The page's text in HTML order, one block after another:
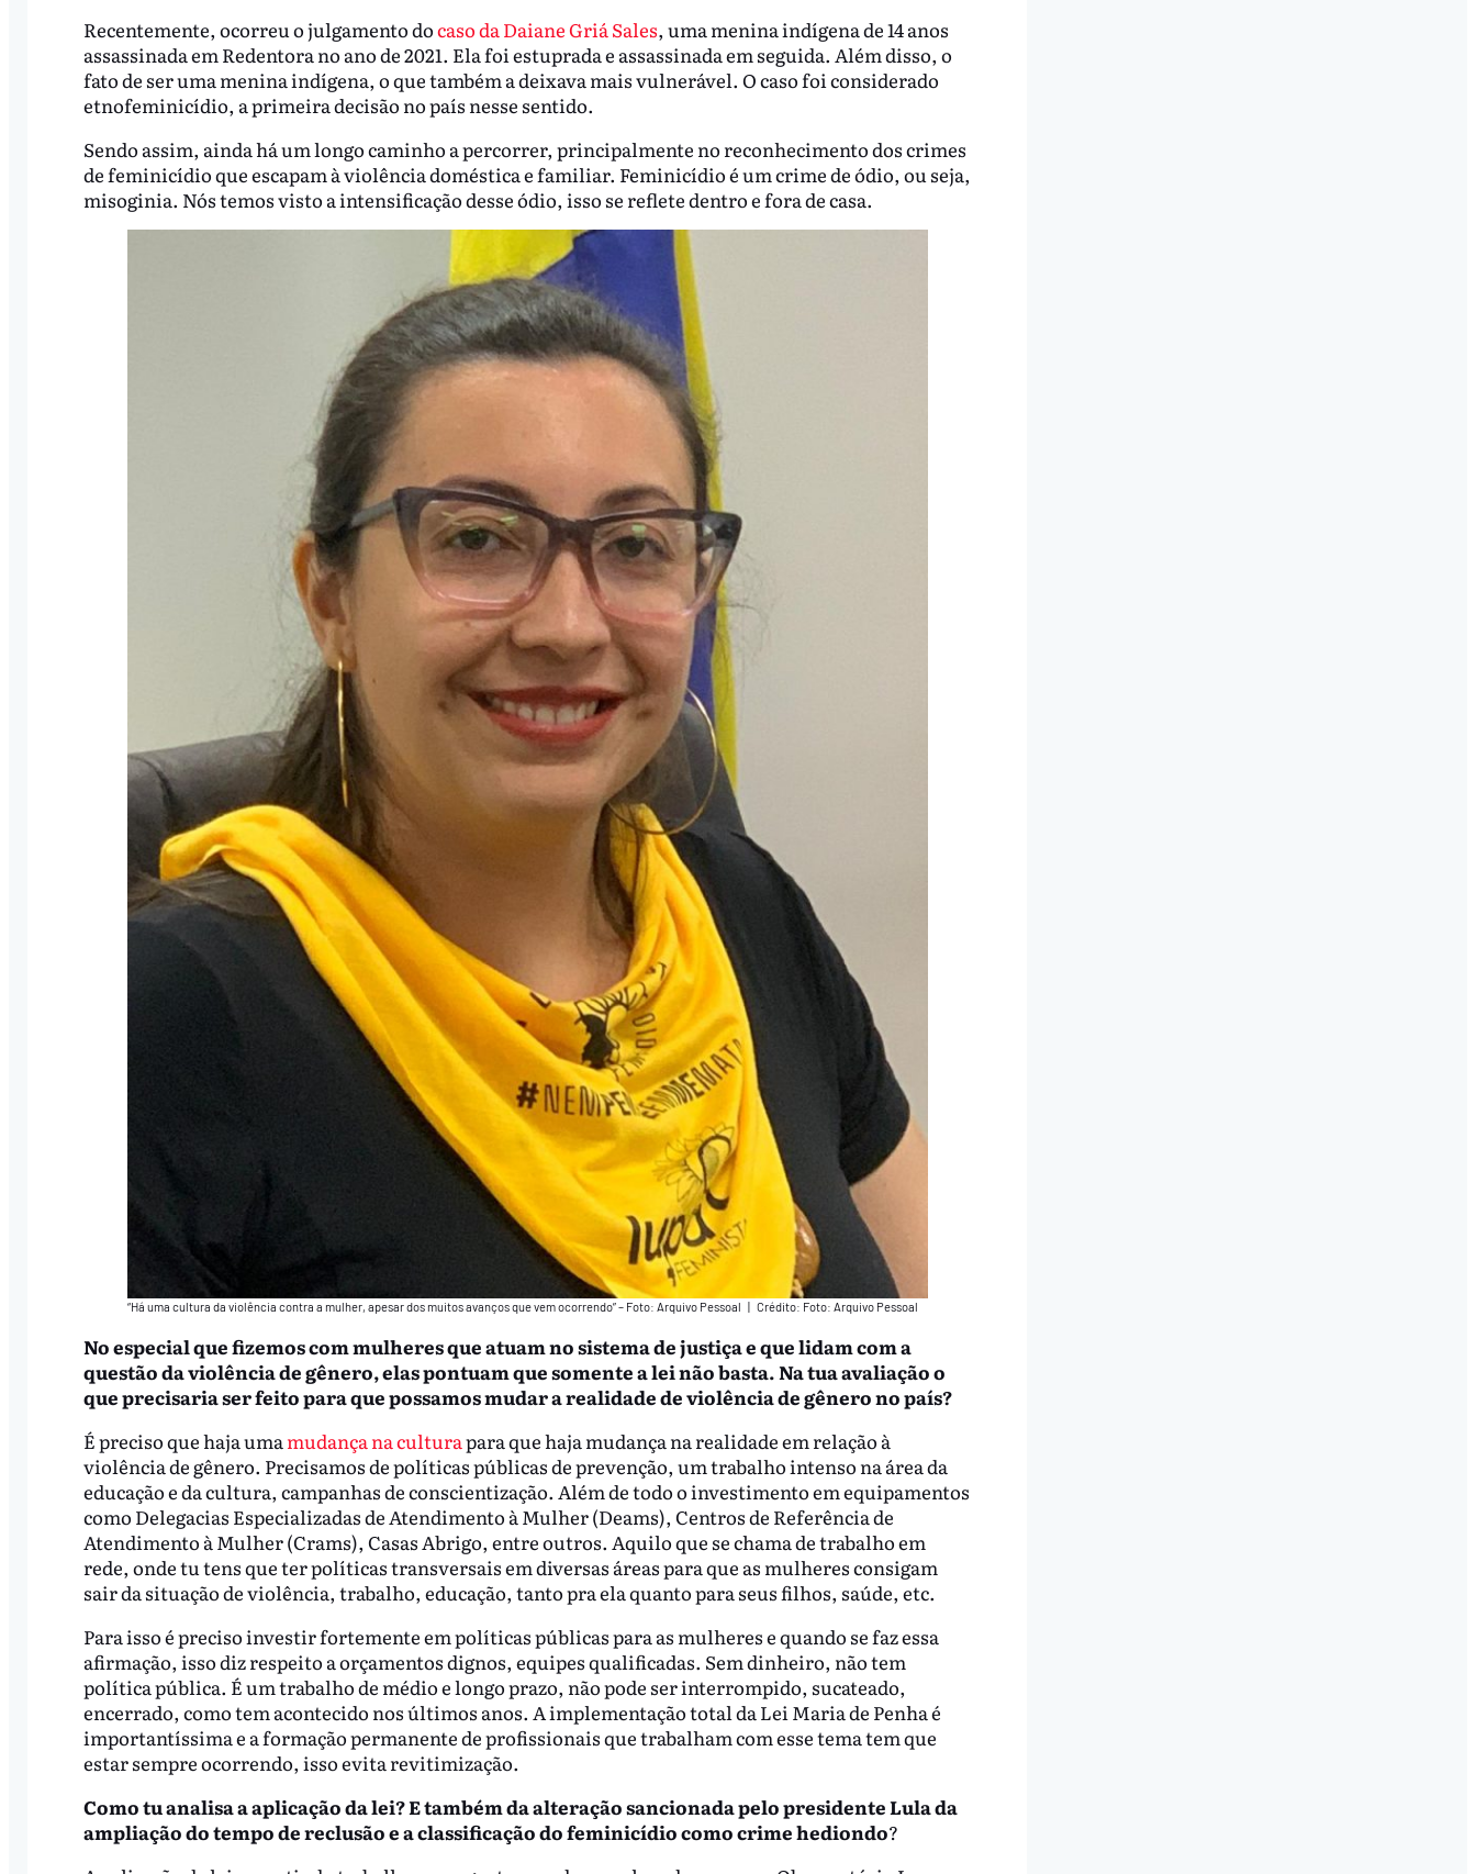
Recentemente, ocorreu o julgamento docaso da Daiane Griá Sales, uma menina indígena de 14 anos
assassinada em Redentora no ano de 2021. Ela foi estuprada e assassinada em seguida. Além disso, o
fato de ser uma menina indígena, o que também a deixava mais vulnerável. O caso foi considerado
etnofeminicídio, a primeira decisão no país nesse sentido.
Sendo assim, ainda há um longo caminho a percorrer, principalmente no reconhecimento dos crimes
de feminicídio que escapam à violência doméstica e familiar. Feminicídio é um crime de ódio, ou seja,
misoginia. Nós temos visto a intensificação desse ódio, isso se reflete dentro e fora de casa.
“Há uma cultura da violência contra a mulher, apesar dos muitos avanços que vem ocorrendo” – Foto: Arquivo Pessoal | Crédito: Foto: Arquivo Pessoal
No especial que fizemos com mulheres que atuam no sistema de justiça e que lidam com a
questão da violência de gênero, elas pontuam que somente a lei não basta. Na tua avaliação o
que precisaria ser feito para que possamos mudar a realidade de violência de gênero no país?
É preciso que haja umamudança na culturapara que haja mudança na realidade em relação à
violência de gênero. Precisamos de políticas públicas de prevenção, um trabalho intenso na área da
educação e da cultura, campanhas de conscientização. Além de todo o investimento em equipamentos
como Delegacias Especializadas de Atendimento à Mulher (Deams), Centros de Referência de
Atendimento à Mulher (Crams), Casas Abrigo, entre outros. Aquilo que se chama de trabalho em
rede, onde tu tens que ter políticas transversais em diversas áreas para que as mulheres consigam
sair da situação de violência, trabalho, educação, tanto pra ela quanto para seus filhos, saúde, etc.
Para isso é preciso investir fortemente em políticas públicas para as mulheres e quando se faz essa
afirmação, isso diz respeito a orçamentos dignos, equipes qualificadas. Sem dinheiro, não tem
política pública. É um trabalho de médio e longo prazo, não pode ser interrompido, sucateado,
encerrado, como tem acontecido nos últimos anos. A implementação total da Lei Maria de Penha é
importantíssima e a formação permanente de profissionais que trabalham com esse tema tem que
estar sempre ocorrendo, isso evita revitimização.
Como tu analisa a aplicação da lei? E também da alteração sancionada pelo presidente Lula da
ampliação do tempo de reclusão e a classificação do feminicídio como crime hediondo?